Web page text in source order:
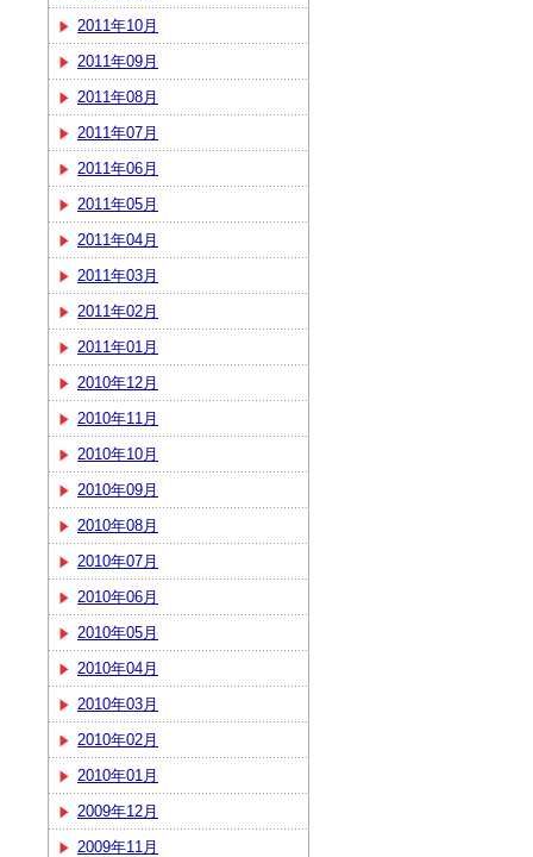
2011年10月
2011年09月
2011年08月
2011年07月
2011年06月
2011年05月
2011年04月
2011年03月
2011年02月
2011年01月
2010年12月
2010年11月
2010年10月
2010年09月
2010年08月
2010年07月
2010年06月
2010年05月
2010年04月
2010年03月
2010年02月
2010年01月
2009年12月
2009年11月